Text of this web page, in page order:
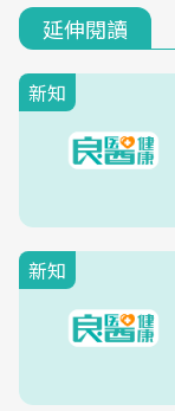
延伸閱讀
新知
新知